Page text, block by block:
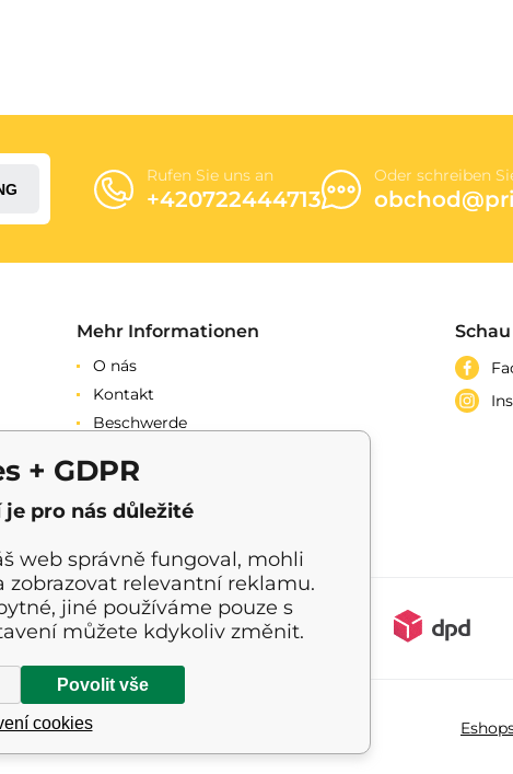
Rufen Sie uns an
+420722444713
Oder schreiben
Mehr Informationen
O nás
Kontakt
Beschwerde
+ GDPR
pro nás důležité
web správně fungoval, mohli
zobrazovat relevantní reklamu.
jiné používáme pouze s
můžete kdykoliv změnit.
Povolit vše
cookies